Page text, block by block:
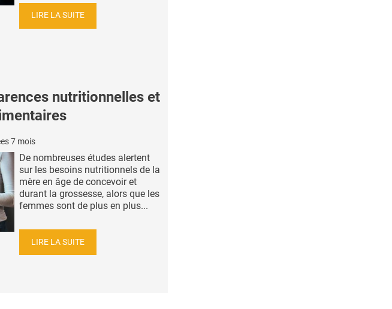
LIRE LA SUITE
nutritionnelles et
7 mois
De nombreuses études alertent
sur les besoins nutritionnels de la
mère en âge de concevoir et
durant la grossesse, alors que les
femmes sont de plus en plus...
LIRE LA SUITE